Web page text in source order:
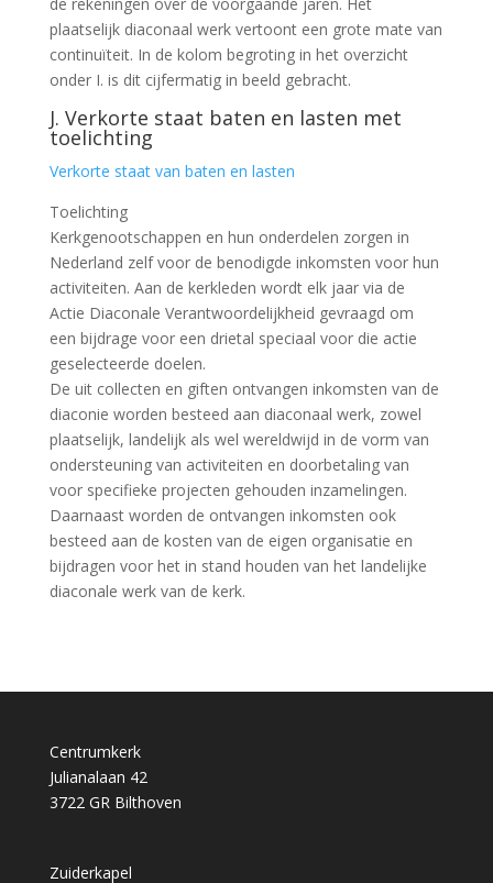
plaatselijk diaconaal werk vertoont een grote mate van
continuïteit. In de kolom begroting in het overzicht
onder I. is dit cijfermatig in beeld gebracht.
J. Verkorte staat baten en lasten met
toelichting
Verkorte staat van baten en lasten
Toelichting
Kerkgenootschappen en hun onderdelen zorgen in
Nederland zelf voor de benodigde inkomsten voor hun
activiteiten. Aan de kerkleden wordt elk jaar via de
Actie Diaconale Verantwoordelijkheid gevraagd om
een bijdrage voor een drietal speciaal voor die actie
geselecteerde doelen.
De uit collecten en giften ontvangen inkomsten van de
diaconie worden besteed aan diaconaal werk, zowel
plaatselijk, landelijk als wel wereldwijd in de vorm van
ondersteuning van activiteiten en doorbetaling van
voor specifieke projecten gehouden inzamelingen.
Daarnaast worden de ontvangen inkomsten ook
besteed aan de kosten van de eigen organisatie en
bijdragen voor het in stand houden van het landelijke
diaconale werk van de kerk.
Centrumkerk
Julianalaan 42
3722 GR Bilthoven
Zuiderkapel